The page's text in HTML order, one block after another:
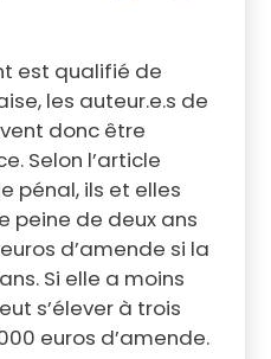
est qualifié de
les auteur.e.s de
donc être
Selon l’article
pénal, ils et elles
peine de deux ans
d’amende si la
Si elle a moins
s’élever à trois
euros d’amende.